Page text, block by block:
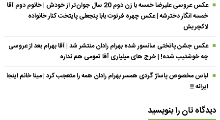
عکس عروسی علیرضا خمسه با زن دوم 20 سال جوان‌تر از خودش | خانوم دوم آقا
خمسه انگار دخترشه | عکس چهره فرتوت بابا پنجعلی پایتخت کنار خانواده
لاکچریش
عکس جشن پاتختی سانسور شده بهرام رادان منتشر شد | آقا بهرام بعد از عروسی
چه خوشتیپ شده! | خرج های میلیاری آقا تمومی هم نداره
لباس مخصوص پاساژ گردی همسر بهرام رادان همه را متعجب کرد | مینا خانم اینجا
ایرانه !!
دیدگاه تان را بنویسید